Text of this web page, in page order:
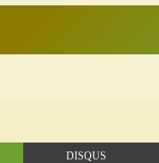
DISQUS